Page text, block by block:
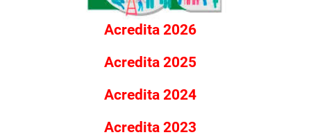
Acredita 2026
Acredita 2025
Acredita 2024
Acredita 2023